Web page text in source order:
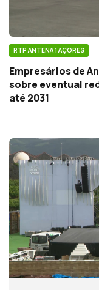
RTP ANTENA 1 AÇORES
Empresários de
sobre eventual
até 2031